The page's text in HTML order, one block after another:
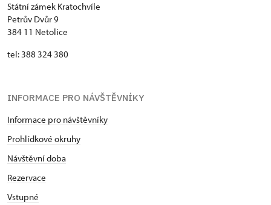
Státní zámek Kratochvíle
Petrův Dvůr 9
384 11 Netolice
tel: 388 324 380
INFORMACE PRO NÁVŠTĚVNÍKY
Informace pro návštěvníky
Prohlídkové okruhy
Návštěvní doba
Rezervace
Vstupné